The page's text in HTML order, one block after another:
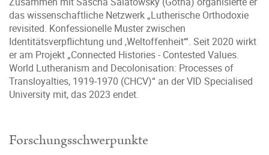
das wissenschaftliche Netzwerk „Lutherische Orthodoxie
revisited. Konfessionelle Muster zwischen
Identitätsverpflichtung und ,Weltoffenheit‘“. Seit 2020 wirkt
er am Projekt „Connected Histories - Contested Values.
World Lutheranism and Decolonisation: Processes of
Transloyalties, 1919-1970 (CHCV)“ an der VID Specialised
University mit, das 2023 endet.
Forschungsschwerpunkte